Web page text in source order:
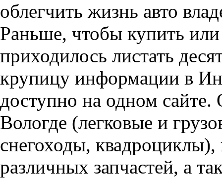
облегчить жизнь авто
Раньше, чтобы купить или
приходилось листать
крупицу информации в
доступно на одном сайте.
Вологде (легковые и
снегоходы,
различных запчастей, а